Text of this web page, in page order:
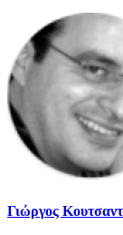
Γιώργος